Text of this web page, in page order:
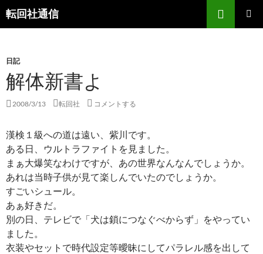
コ
ン
ツ
へ
ス
キ
プ
転回社通信
検
索
日記
解体新書よ
2008/3/13 転回社 コメントする
漢検１級への道は遠い、紫川です。
ある日、ウルトラファイトを見ました。
まぁ大爆笑なわけですが、あの世界なんなんでしょうか。
あれは当時子供が見て楽しんでいたのでしょうか。
すごいシュール。
あぁ好きだ。
別の日、テレビで「犬は鎖につなぐべからず」をやってい
ました。
衣装やセットで時代設定等曖昧にしてパラレル感を出して